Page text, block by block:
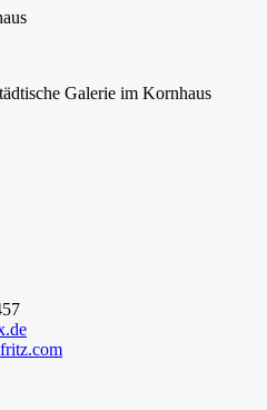
Galerie im Kornhaus